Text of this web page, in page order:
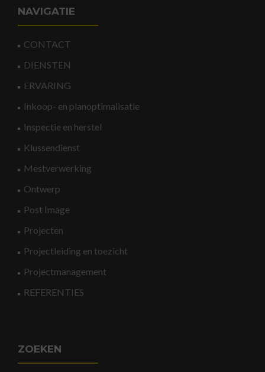
NAVIGATIE
CONTACT
DIENSTEN
ERVARING
Inkoop- en planoptimalisatie
Inspectie en herstel
Klussendienst
Mestverwerking
Ontwerp
Post Image
Projecten
Projectleiding en toezicht
Projectmanagement
REFERENTIES
ZOEKEN